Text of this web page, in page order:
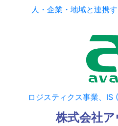
人・企業・地域と連携
ロジスティクス事業、IS
株式会社